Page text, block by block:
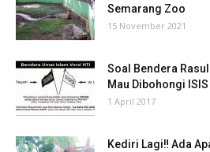
Semarang Zoo
15 November 2021
Soal Bendera
Mau Dibohongi ISIS
1 April 2017
Kediri Lagi‼ Ada